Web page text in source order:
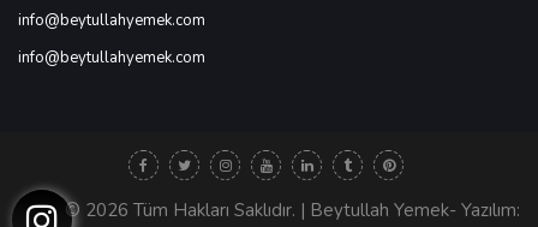
info@beytullahyemek.com
info@beytullahyemek.com
© 2026 Tüm Hakları Saklıdır. | Beytullah Yemek- Yazılım: